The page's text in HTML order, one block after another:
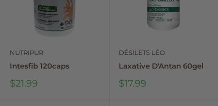
NUTRIPUR
Intesfib 120caps
Sale
$21.99
DÉSILETS LÉO
Laxative D'Antan 60gel
Sale
$17.99